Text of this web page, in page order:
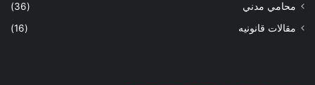
محامي مدني
(36)
مقالات قانونيه
(16)